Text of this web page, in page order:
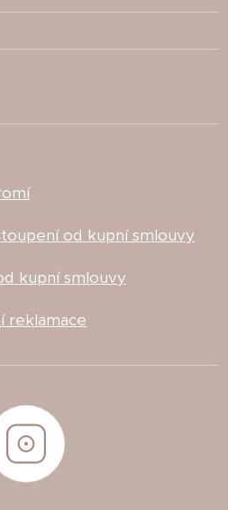
od kupní smlouvy
kupní smlouvy
reklamace